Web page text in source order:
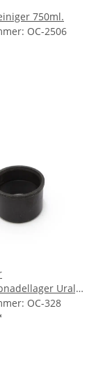
750ml.
OC-2506
Ural,
M72..
OC-328